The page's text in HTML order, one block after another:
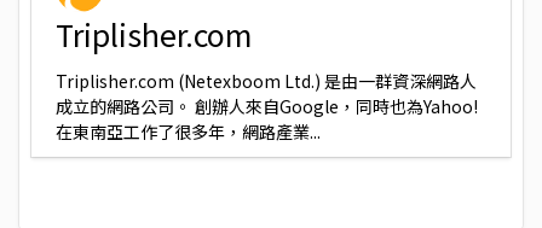
Triplisher.com
Triplisher.com (Netexboom Ltd.) 是由一群資深網路人
成立的網路公司。 創辦人來自Google，同時也為Yahoo!
在東南亞工作了很多年，網路產業...